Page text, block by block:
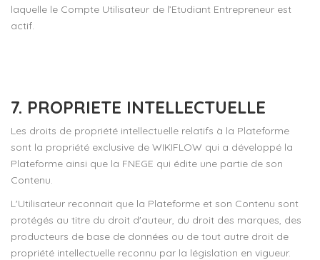
laquelle le Compte Utilisateur de l’Etudiant Entrepreneur est
actif.
7. PROPRIETE INTELLECTUELLE
Les droits de propriété intellectuelle relatifs à la Plateforme
sont la propriété exclusive de WIKIFLOW qui a développé la
Plateforme ainsi que la FNEGE qui édite une partie de son
Contenu.
L'Utilisateur reconnait que la Plateforme et son Contenu sont
protégés au titre du droit d'auteur, du droit des marques, des
producteurs de base de données ou de tout autre droit de
propriété intellectuelle reconnu par la législation en vigueur.